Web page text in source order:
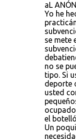
aL
Yo he
se mete
no se
tipo. Si
deporte
usted
el
Un